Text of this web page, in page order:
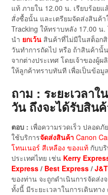
แท้ ภายใน 12.00 น. เรียบร้อย
สั่งซื้อนั้น และเตรียมจัดส่งสินค้
Tracking ให้ทราบหลัง 17.00 น
นำ ยกเว้นสินค้าที่ไม่มีในสต็อกสิ
วันทำการถัดไป หรือ ถ้าสินค้านั้
จากต่างประเทศ โดยเจ้าของผู้
ให้ลูกค้าทราบทันที เพื่อเป็นข้อมู
ถาม : ระยะเวลา
วัน ถึงจะได้รับสิน
ตอบ : เพื่อความรวดเร็ว ปลอด
ใช้บริการจัดส่งสินค้า Canon
โทนเนอร์ สีเหลือง ของแท้ กับบ
ประเทศไทย เช่น Kerry
Express/ Best Express/
ของท่าน จะถูกดำเนินการจัดส่ง
ทั้งนี้ มีระยะเวลาในการเดินทาง